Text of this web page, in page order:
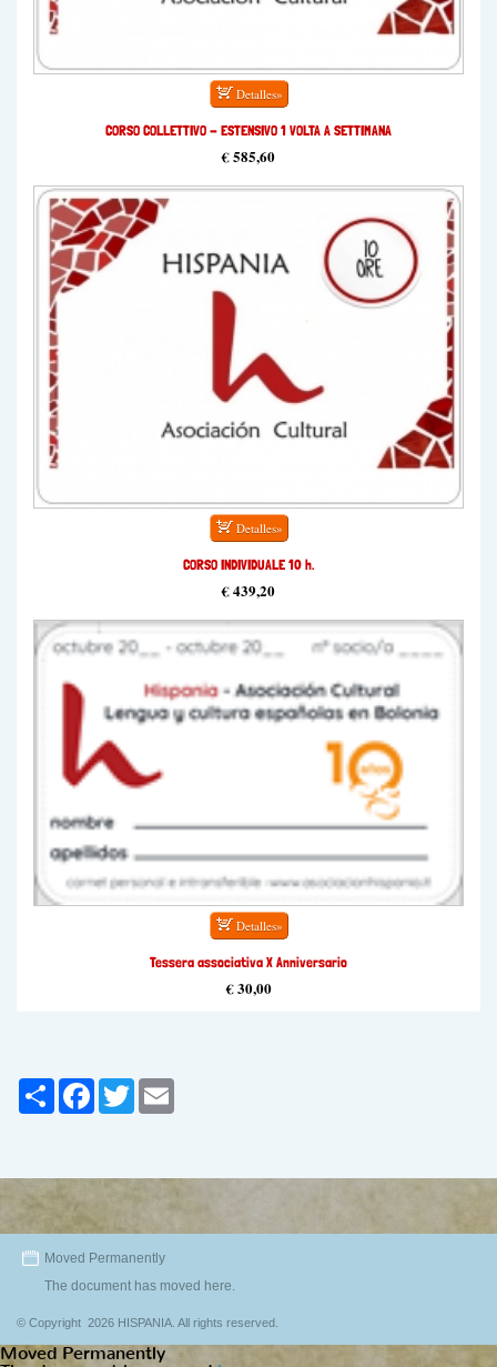
CORSO COLLETTIVO - ESTENSIVO 1 VOLTA A SETTIMANA
€ 585,60
CORSO INDIVIDUALE 10 h.
€ 439,20
Tessera associativa X Anniversario
€ 30,00
Share FacebookTwitter
Moved Permanently
The document has moved here
© Copyright 2026 HISPANIA. All rights reserved.
Moved Permanently